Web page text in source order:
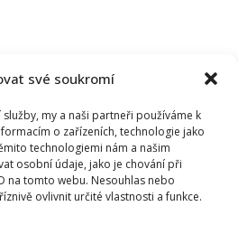
své soukromí
my a naši partneři používáme k
o zařízeních, technologie jako
technologiemi nám a našim
osobní údaje, jako je chování při
na tomto webu. Nesouhlas nebo
ovlivnit určité vlastnosti a funkce.